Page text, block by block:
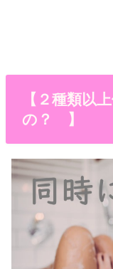
【２種類以
の？ 】